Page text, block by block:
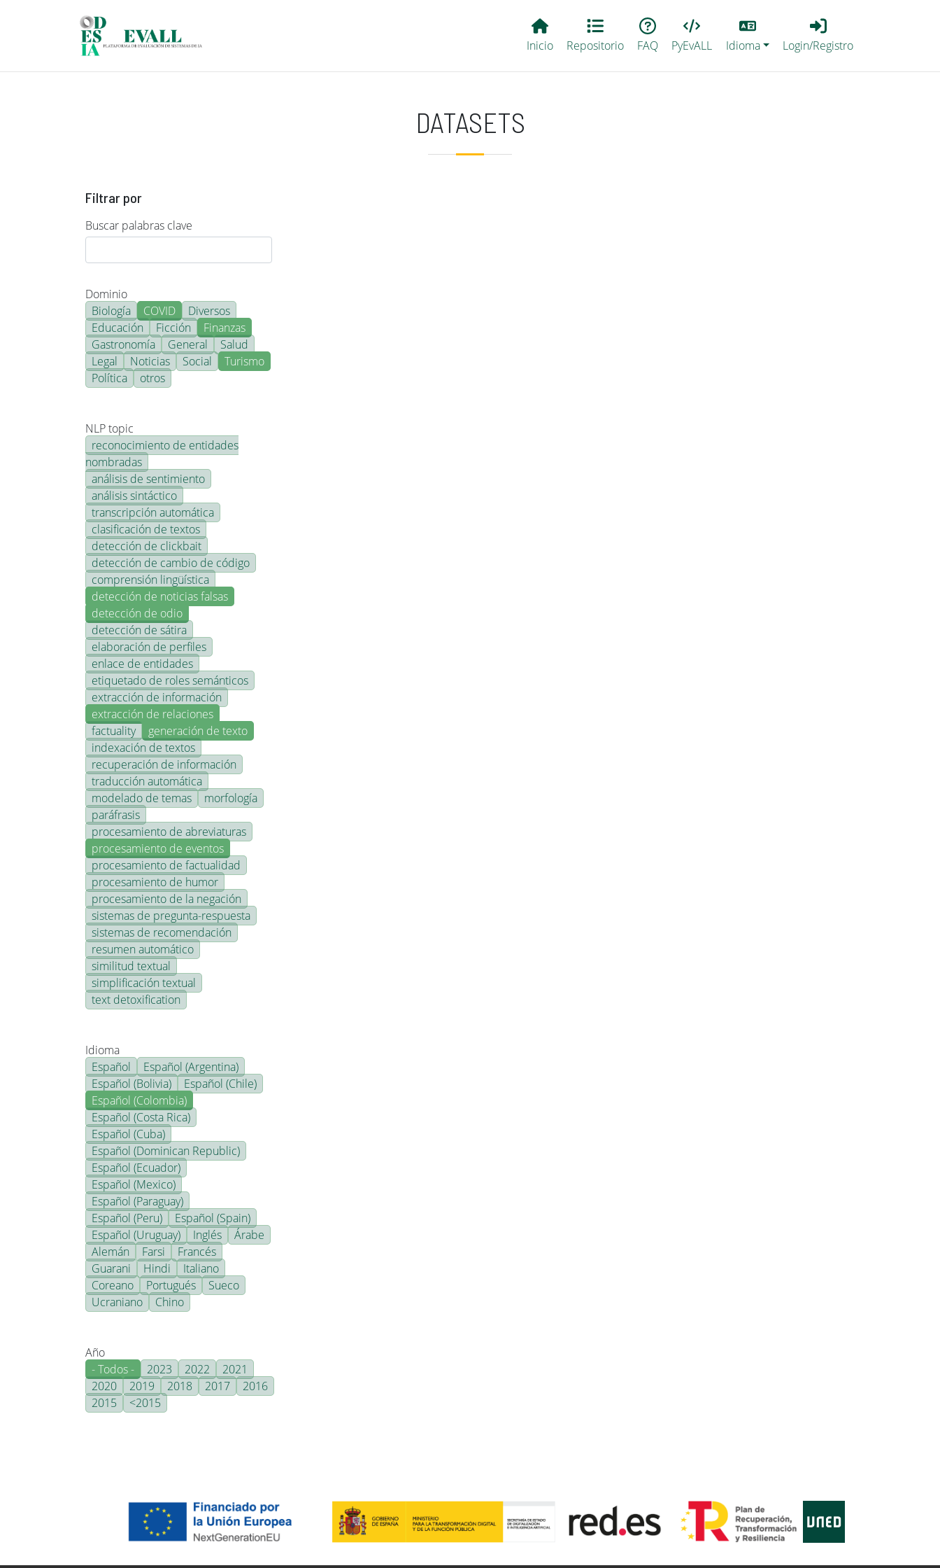
Main EvALL
Inicio Repositorio FAQ PyEvALL
Lang
Idioma
Login_Registro
Login/Registro
DATASETS
Filtrar por
Buscar palabras clave
Dominio
Biología
COVID
Diversos
Educación
Ficción
Finanzas
Gastronomía
General
Salud
Legal
Noticias Social
Turismo
Política
otros
NLP topic
reconocimiento de entidades
nombradas
análisis de sentimiento
análisis sintáctico
transcripción automática
clasificación de textos
detección de clickbait
detección de cambio de código
comprensión lingüística
detección de noticias falsas
detección de odio
detección de sátira
elaboración de perfiles
enlace de entidades
etiquetado de roles semánticos
extracción de información
extracción de relaciones
factuality
generación de texto
indexación de textos
recuperación de información
traducción automática
modelado de temas
morfología
paráfrasis
procesamiento de abreviaturas
procesamiento de eventos
procesamiento de factualidad
procesamiento de humor
procesamiento de la negación
sistemas de pregunta-respuesta
sistemas de recomendación
resumen automático
similitud textual
simplificación textual
text detoxification
Idioma
Español
Español (Argentina)
Español (Bolivia)
Español (Chile)
Español (Colombia)
Español (Costa Rica)
Español (Cuba)
Español (Dominican Republic)
Español (Ecuador)
Español (Mexico)
Español (Paraguay)
Español (Peru)
Español (Spain)
Español (Uruguay)
Inglés
Árabe
Alemán
Farsi
Francés
Guarani
Hindi
Italiano
Coreano
Portugués
Sueco
Ucraniano
Chino
Año
- Todos -
2023 2022
2021
2020
2019 2018 2017
2016
2015
<2015